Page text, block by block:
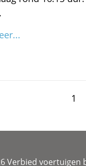
1
Verbied voertuigen